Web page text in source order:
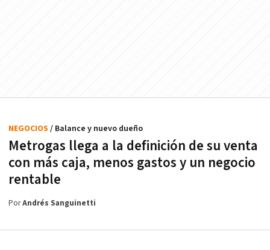
Metrogas llega a la definición de su venta
con más caja, menos gastos y un negocio
rentable
NEGOCIOS / Balance y nuevo dueño
PorAndrés Sanguinetti